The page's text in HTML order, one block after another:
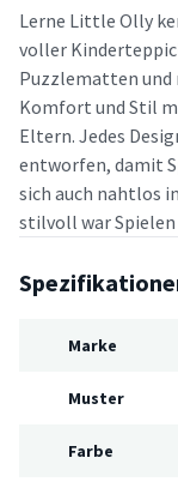
Lerne Little Olly
voller
Puzzlematten und
Komfort und Stil
Eltern. Jedes
entworfen, damit
sich auch nahtlos
stilvoll war Spielen
Marke
Muster
Farbe